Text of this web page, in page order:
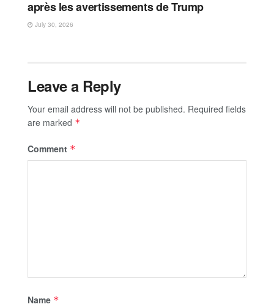
après les avertissements de Trump
July 30, 2026
Leave a Reply
Your email address will not be published. Required fields
are marked *
Comment *
Name *